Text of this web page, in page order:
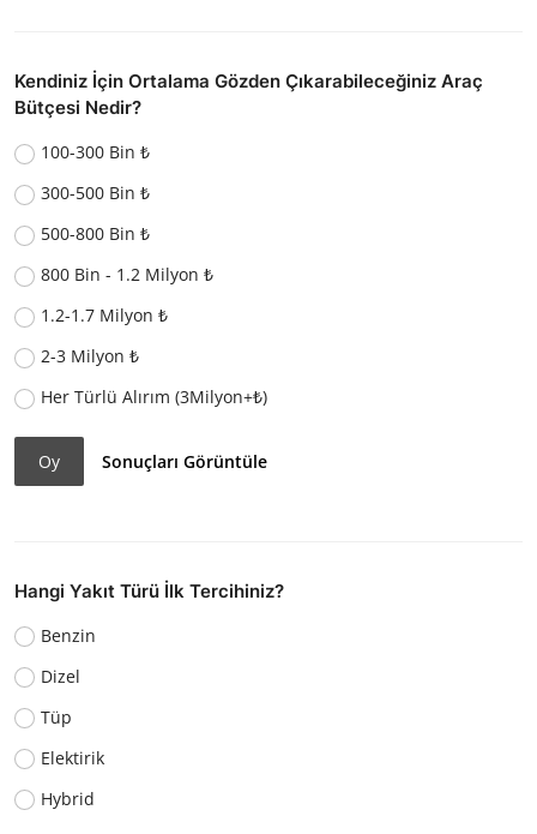
Kendiniz İçin Ortalama Gözden Çıkarabileceğiniz Araç
Bütçesi Nedir?
100-300 Bin ₺
300-500 Bin ₺
500-800 Bin ₺
800 Bin - 1.2 Milyon ₺
1.2-1.7 Milyon ₺
2-3 Milyon ₺
Her Türlü Alırım (3Milyon+₺)
Oy Sonuçları Görüntüle
Hangi Yakıt Türü İlk Tercihiniz?
Benzin
Dizel
Tüp
Elektirik
Hybrid